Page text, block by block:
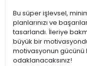
Bu süper işlevsel,
planlarınızı ve
tasarlandı. İleriye
büyük bir
motivasyonun
odaklanacaksınız!